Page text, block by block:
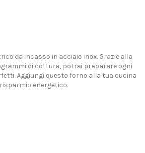
da incasso in acciaio inox. Grazie alla
di cottura, potrai preparare ogni
Aggiungi questo forno alla tua cucina
energetico.